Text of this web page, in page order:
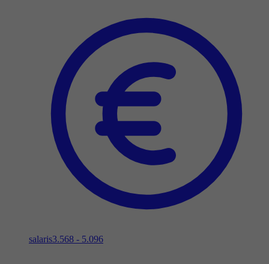
salaris3.568 - 5.096